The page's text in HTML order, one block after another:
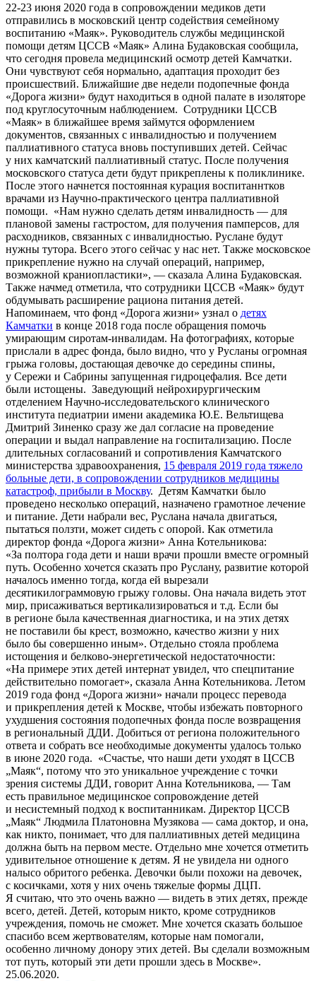
22-23 июня 2020 года в сопровождении медиков дети
отправились в московский центр содействия семейному
воспитанию «Маяк». Руководитель службы медицинской
помощи детям ЦССВ «Маяк» Алина Будаковская сообщила,
что сегодня провела медицинский осмотр детей Камчатки.
Они чувствуют себя нормально, адаптация проходит без
происшествий. Ближайшие две недели подопечные фонда
«Дорога жизни» будут находиться в одной палате в изоляторе
под круглосуточным наблюдением. Сотрудники ЦССВ
«Маяк» в ближайшее время займутся оформлением
документов, связанных с инвалидностью и получением
паллиативного статуса вновь поступивших детей. Сейчас
у них камчатский паллиативный статус. После получения
московского статуса дети будут прикреплены к поликлинике.
После этого начнется постоянная курация воспитаннтков
врачами из Научно-практического центра паллиативной
помощи. «Нам нужно сделать детям инвалидность — для
плановой замены гастростом, для получения памперсов, для
расходников, связанных с инвалидностью. Руслане будут
нужны тутора. Всего этого сейчас у нас нет. Также московское
прикрепление нужно на случай операций, например,
возможной краниопластики», — сказала Алина Будаковская.
Также начмед отметила, что сотрудники ЦССВ «Маяк» будут
обдумывать расширение рациона питания детей.
Напоминаем, что фонд «Дорога жизни» узнал о детях
Камчатки в конце 2018 года после обращения помочь
умирающим сиротам-инвалидам. На фотографиях, которые
прислали в адрес фонда, было видно, что у Русланы огромная
грыжа головы, достающая девочке до середины спины,
у Сережи и Сабрины запущенная гидроцефалия. Все дети
были истощены. Заведующий нейрохирургическим
отделением Научно-исследовательского клинического
института педиатрии имени академика Ю.Е. Вельтищева
Дмитрий Зиненко сразу же дал согласие на проведение
операции и выдал направление на госпитализацию. После
длительных согласований и сопротивления Камчатского
министерства здравоохранения, 15 февраля 2019 года тяжело
больные дети, в сопровождении сотрудников медицины
катастроф, прибыли в Москву. Детям Камчатки было
проведено несколько операций, назначено грамотное лечение
и питание. Дети набрали вес, Руслана начала двигаться,
пытаться ползти, может сидеть с опорой. Как отметила
директор фонда «Дорога жизни» Анна Котельникова:
«За полтора года дети и наши врачи прошли вместе огромный
путь. Особенно хочется сказать про Руслану, развитие которой
началось именно тогда, когда ей вырезали
десятикилограммовую грыжу головы. Она начала видеть этот
мир, присаживаться вертикализироваться и т.д. Если бы
в регионе была качественная диагностика, и на этих детях
не поставили бы крест, возможно, качество жизни у них
было бы совершенно иным». Отдельно стояла проблема
истощения и белково-энергетической недостаточности:
«На примере этих детей интернат увидел, что спецпитание
действительно помогает», сказала Анна Котельникова. Летом
2019 года фонд «Дорога жизни» начали процесс перевода
и прикрепления детей к Москве, чтобы избежать повторного
ухудшения состояния подопечных фонда после возвращения
в региональный ДДИ. Добиться от региона положительного
ответа и собрать все необходимые документы удалось только
в июне 2020 года. «Счастье, что наши дети уходят в ЦССВ
„Маяк“, потому что это уникальное учреждение с точки
зрения системы ДДИ, говорит Анна Котельникова, — Там
есть правильное медицинское сопровождение детей
и несистемный подход к воспитанникам. Директор ЦССВ
„Маяк“ Людмила Платоновна Музякова — сама доктор, и она,
как никто, понимает, что для паллиативных детей медицина
должна быть на первом месте. Отдельно мне хочется отметить
удивительное отношение к детям. Я не увидела ни одного
налысо обритого ребенка. Девочки были похожи на девочек,
с косичками, хотя у них очень тяжелые формы ДЦП.
Я считаю, что это очень важно — видеть в этих детях, прежде
всего, детей. Детей, которым никто, кроме сотрудников
учреждения, помочь не сможет. Мне хочется сказать большое
спасибо всем жертвователям, которые нам помогали,
особенно личному донору этих детей. Вы сделали возможным
тот путь, который эти дети прошли здесь в Москве».
25.06.2020.